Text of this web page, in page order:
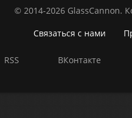
© 2014-2026 GlassCannon.
Связаться с нами
RSS ВКонтакте